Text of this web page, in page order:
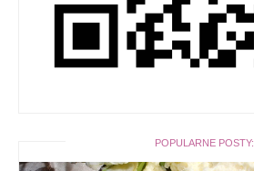
POPULARNE POSTY: